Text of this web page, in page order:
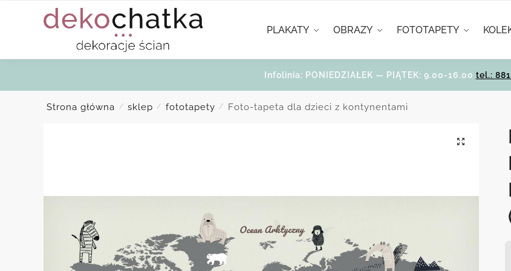
PLAKATY OBRAZY FOTOTAPETY
Infolinia: PONIEDZIAŁEK — PIĄTEK: 9.00-16.00 tel.:
Strona główna / sklep / fototapety / Foto-tapeta dla dzieci z kontynentami